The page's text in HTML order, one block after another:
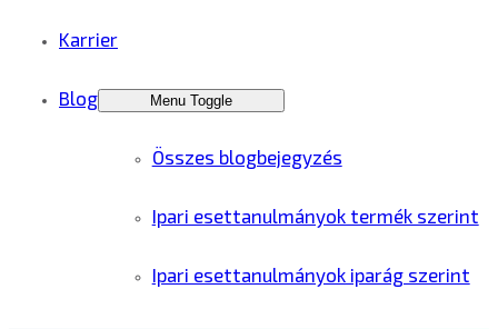
Karrier
Blog Menu Toggle
Összes blogbejegyzés
Ipari esettanulmányok termék szerint
Ipari esettanulmányok iparág szerint